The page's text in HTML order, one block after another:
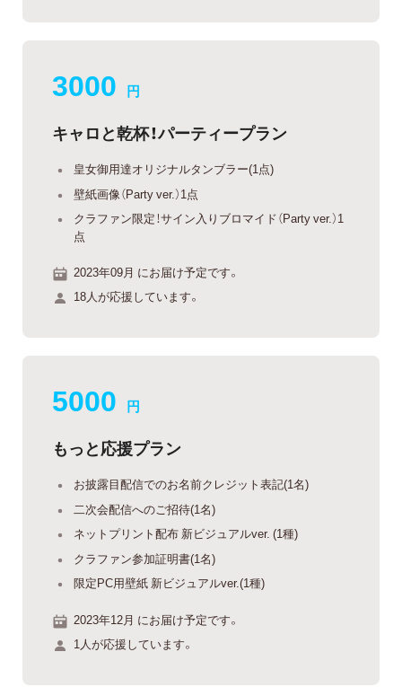
3000 円
キャロと乾杯！パーティープラン
皇女御用達オリジナルタンブラー(1点)
壁紙画像（Party ver.）1点
クラファン限定！サイン入りブロマイド（Party ver.）1
点
2023年09月 にお届け予定です。
18人が応援しています。
5000 円
もっと応援プラン
お披露目配信でのお名前クレジット表記(1名)
二次会配信へのご招待(1名)
ネットプリント配布 新ビジュアルver. (1種)
クラファン参加証明書(1名)
限定PC用壁紙 新ビジュアルver.(1種)
2023年12月 にお届け予定です。
1人が応援しています。